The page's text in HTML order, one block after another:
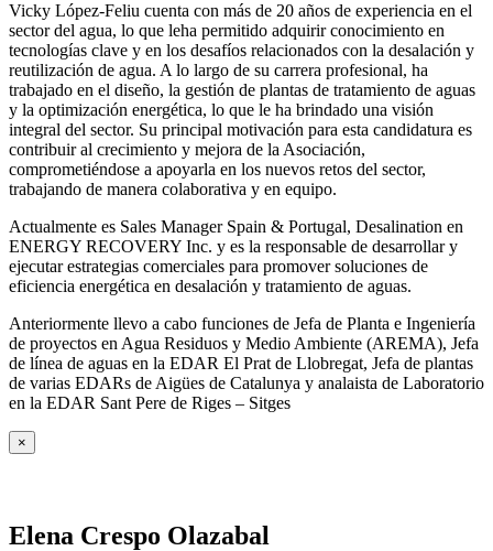
Vicky López-Feliu cuenta con más de 20 años de experiencia en el
sector del agua, lo que leha permitido adquirir conocimiento en
tecnologías clave y en los desafíos relacionados con la desalación y
reutilización de agua. A lo largo de su carrera profesional, ha
trabajado en el diseño, la gestión de plantas de tratamiento de aguas
y la optimización energética, lo que le ha brindado una visión
integral del sector. Su principal motivación para esta candidatura es
contribuir al crecimiento y mejora de la Asociación,
comprometiéndose a apoyarla en los nuevos retos del sector,
trabajando de manera colaborativa y en equipo.
Actualmente es Sales Manager Spain & Portugal, Desalination en
ENERGY RECOVERY Inc. y es la responsable de desarrollar y
ejecutar estrategias comerciales para promover soluciones de
eficiencia energética en desalación y tratamiento de aguas.
Anteriormente llevo a cabo funciones de Jefa de Planta e Ingeniería
de proyectos en Agua Residuos y Medio Ambiente (AREMA), Jefa
de línea de aguas en la EDAR El Prat de Llobregat, Jefa de plantas
de varias EDARs de Aigües de Catalunya y analaista de Laboratorio
en la EDAR Sant Pere de Riges – Sitges
×
Elena Crespo Olazabal